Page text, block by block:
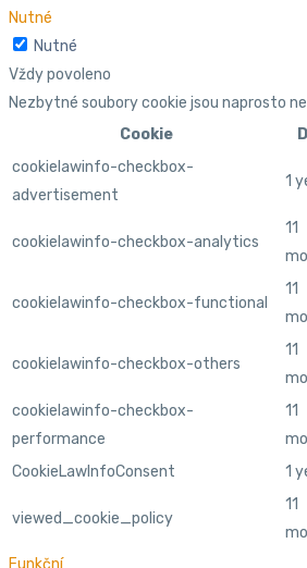
Nutné
Nutné
Vždy povoleno
Nezbytné soubory cookie jsou naprosto
Cookie
cookielawinfo-checkbox-
advertisement
1
cookielawinfo-checkbox-analytics
11
cookielawinfo-checkbox-functional
11
cookielawinfo-checkbox-others
11
cookielawinfo-checkbox-
performance
11
CookieLawInfoConsent 1
viewed_cookie_policy
11
Funkční